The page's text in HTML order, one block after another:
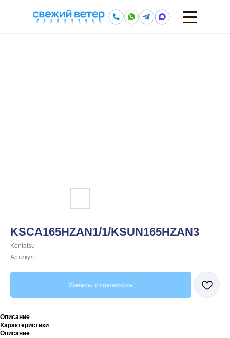
KSCA165HZAN1/1/KSUN165HZAN3
Kentatsu
Артикул:
Узнать стоимость
Описание
Характеристики
Описание